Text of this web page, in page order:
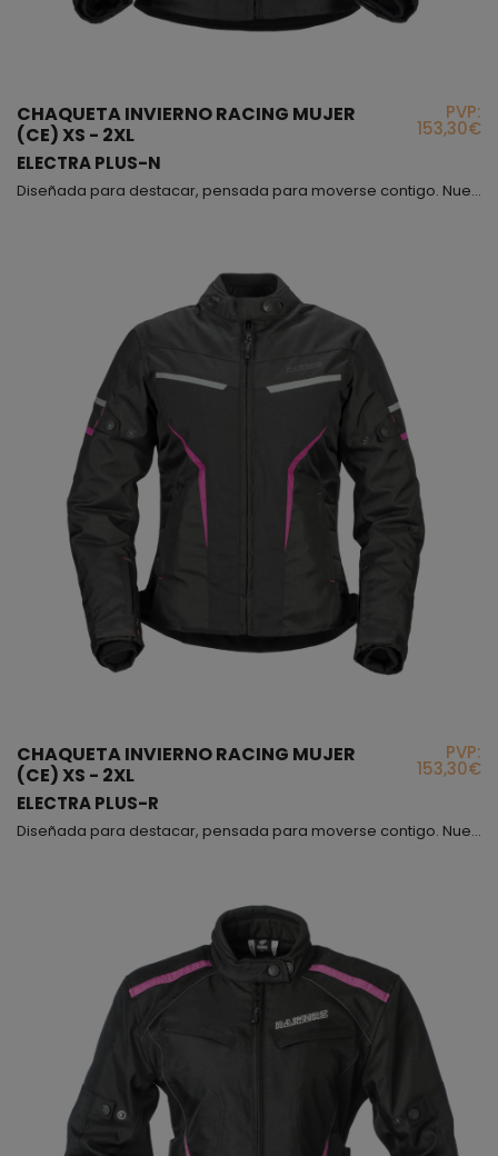
CHAQUETA INVIERNO RACING MUJER
(CE) XS - 2XL
ELECTRA PLUS-N
PVP:
153,30€
Diseñada para destacar, pensada para moverse contigo. Nuestra chaqueta entallada para mujer combina estilo, comodidad y protección en una sola prenda. Fabricada con Poliéster 600D de alta resistencia, se ajusta perfectamente a tu cintura realzando tu figura con una elegante curvatura femenina. Su diseño flexible y ergonómico te permite moverte con total libertad, mientras que los ajustes personalizados en caderas y brazos garantizan un calce perfecto en todo momento. Lo...
CHAQUETA INVIERNO RACING MUJER
(CE) XS - 2XL
ELECTRA PLUS-R
PVP:
153,30€
Diseñada para destacar, pensada para moverse contigo. Nuestra chaqueta entallada para mujer combina estilo, comodidad y protección en una sola prenda. Fabricada con Poliéster 600D de alta resistencia, se ajusta perfectamente a tu cintura realzando tu figura con una elegante curvatura femenina. Su diseño flexible y ergonómico te permite moverte con total libertad, mientras que los ajustes personalizados en caderas y brazos garantizan un calce perfecto en todo momento. Lo...